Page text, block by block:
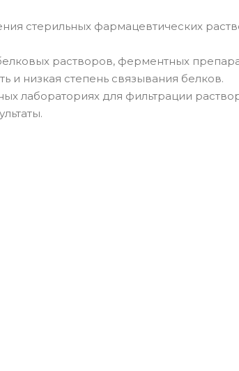
стерильных фармацевтических
растворов, ферментных
и низкая степень связывания белков.
лабораториях для фильтрации